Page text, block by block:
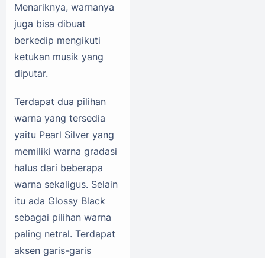
Menariknya, warnanya
juga bisa dibuat
berkedip mengikuti
ketukan musik yang
diputar.
Terdapat dua pilihan
warna yang tersedia
yaitu Pearl Silver yang
memiliki warna gradasi
halus dari beberapa
warna sekaligus. Selain
itu ada Glossy Black
sebagai pilihan warna
paling netral. Terdapat
aksen garis-garis